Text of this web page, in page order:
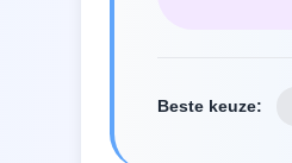
Beste keuze: